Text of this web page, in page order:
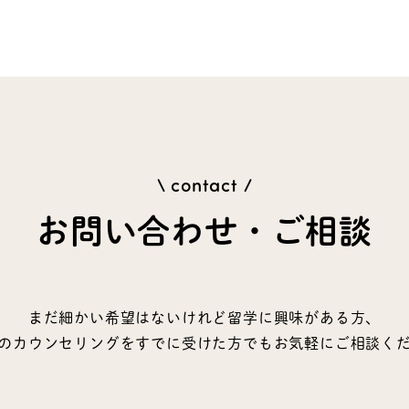
\ contact /
お問い合わせ・ご相談
まだ細かい希望はないけれど留学に興味がある方、
カウンセリングをすでに受けた方でもお気軽にご相談く